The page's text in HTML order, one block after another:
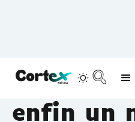
Santé
enfin un